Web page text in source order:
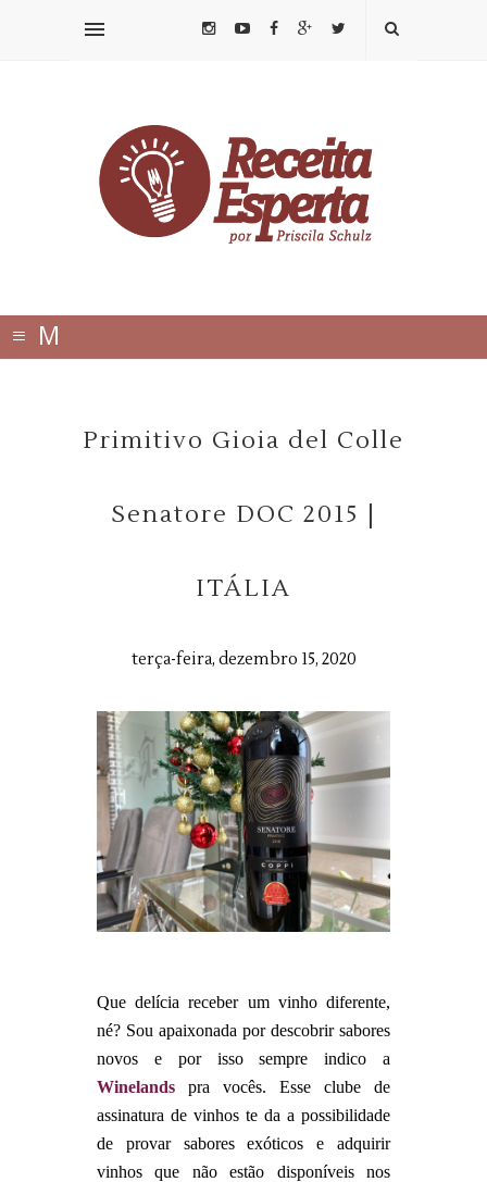
≡ M
Primitivo Gioia del Colle
Senatore DOC 2015 |
ITÁLIA
terça-feira, dezembro 15, 2020
Que delícia receber um vinho diferente,
né? Sou apaixonada por descobrir sabores
novos e por isso sempre indico a
Winelands pra vocês. Esse clube de
assinatura de vinhos te da a possibilidade
de provar sabores exóticos e adquirir
vinhos que não estão disponíveis nos